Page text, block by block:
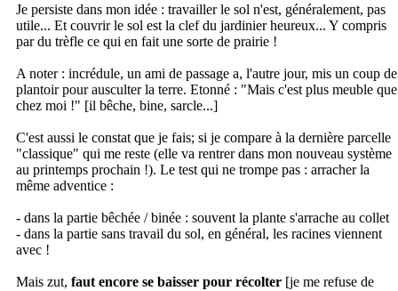
Je persiste dans mon idée : travailler le sol n'est, généralement, pas
utile... Et couvrir le sol est la clef du jardinier heureux... Y compris
par du trèfle ce qui en fait une sorte de prairie !
A noter : incrédule, un ami de passage a, l'autre jour, mis un coup de
plantoir pour ausculter la terre. Etonné : "Mais c'est plus meuble que
chez moi !" [il bêche, bine, sarcle...]
C'est aussi le constat que je fais; si je compare à la dernière parcelle
"classique" qui me reste (elle va rentrer dans mon nouveau système
au printemps prochain !). Le test qui ne trompe pas : arracher la
même adventice :
- dans la partie bêchée / binée : souvent la plante s'arrache au collet
- dans la partie sans travail du sol, en général, les racines viennent
avec !
Mais zut, faut encore se baisser pour récolter [je me refuse de